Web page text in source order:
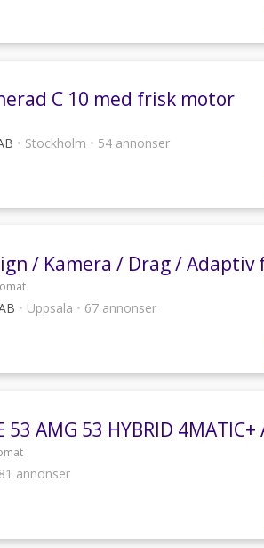
C 10 med frisk motor
• Stockholm • 54 annonser
• Uppsala • 67 annonser
annonser